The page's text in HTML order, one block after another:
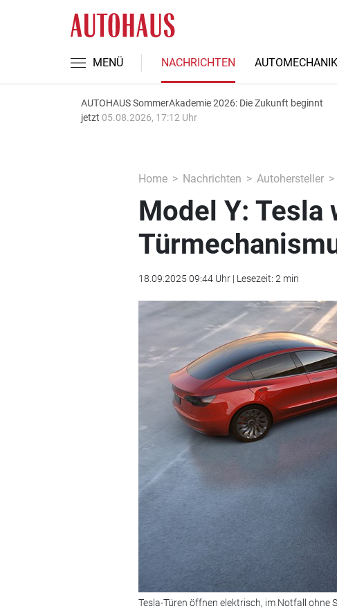
MENÜ NACHRICHTEN
AUTOHAUS SommerAkademie 2026: Die Zukunft beginnt
jetzt 05.08.2026, 17:12 Uhr
Home Nachrichten Autohersteller
Model Y: Tesla
18.09.2025 09:44 Uhr | Lesezeit: 2 min
Tesla-Türen öffnen elektrisch, im Notfall ohne